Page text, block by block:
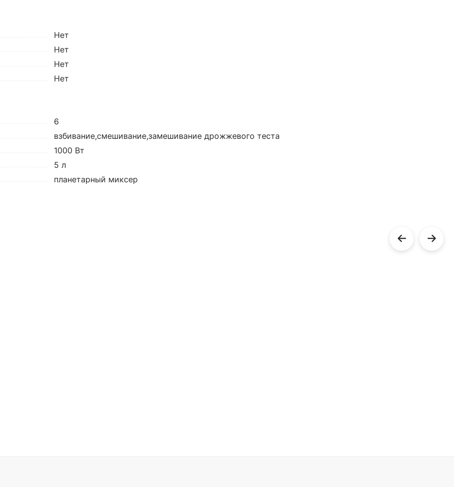
Нет
Нет
Нет
Нет
6
взбивание,смешивание,замешивание дрожжевого теста
1000 Вт
5 л
планетарный миксер